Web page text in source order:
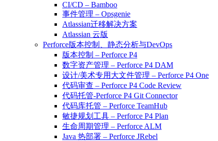
CI/CD – Bamboo
事件管理 – Opsgenie
Atlassian迁移解决方案
Atlassian 云版
Perforce版本控制、静态分析与DevOps
版本控制 – Perforce P4
数字资产管理 – Perforce P4 DAM
设计/美术专用大文件管理 – Perforce P4 One
代码审查 – Perforce P4 Code Review
代码托管-Perforce P4 Git Connector
代码库托管 – Perforce TeamHub
敏捷规划工具 – Perforce P4 Plan
生命周期管理 – Perforce ALM
Java 热部署 – Perforce JRebel